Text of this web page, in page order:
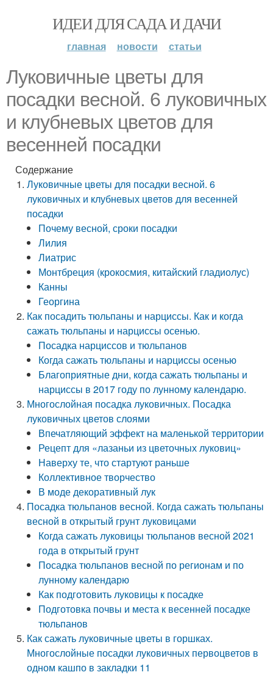
ИДЕИ ДЛЯ САДА И ДАЧИ
главная новости статьи
Луковичные цветы для
посадки весной. 6 луковичных
и клубневых цветов для
весенней посадки
Содержание
Луковичные цветы для посадки весной. 6
луковичных и клубневых цветов для весенней
посадки
Почему весной, сроки посадки
Лилия
Лиатрис
Монтбреция (крокосмия, китайский гладиолус)
Канны
Георгина
Как посадить тюльпаны и нарциссы. Как и когда
сажать тюльпаны и нарциссы осенью.
Посадка нарциссов и тюльпанов
Когда сажать тюльпаны и нарциссы осенью
Благоприятные дни, когда сажать тюльпаны и
нарциссы в 2017 году по лунному календарю.
Многослойная посадка луковичных. Посадка
луковичных цветов слоями
Впечатляющий эффект на маленькой территории
Рецепт для «лазаньи из цветочных луковиц»
Наверху те, что стартуют раньше
Коллективное творчество
В моде декоративный лук
Посадка тюльпанов весной. Когда сажать тюльпаны
весной в открытый грунт луковицами
Когда сажать луковицы тюльпанов весной 2021
года в открытый грунт
Посадка тюльпанов весной по регионам и по
лунному календарю
Как подготовить луковицы к посадке
Подготовка почвы и места к весенней посадке
тюльпанов
Как сажать луковичные цветы в горшках.
Многослойные посадки луковичных первоцветов в
одном кашпо в закладки 11